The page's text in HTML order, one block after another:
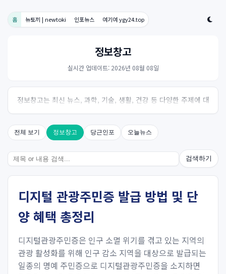
홈 뉴토끼 | newtoki 인포뉴스 여기여 ygy24.top
정보창고
실시간 업데이트: 2026년 08월 08일
정보창고는 최신 뉴스, 과학, 기술, 생활, 건강 등 다양한 주제에 대
한 신뢰성 있는 정보를 제공하는 온라인 자료실입니다.
전체 보기 정보창고 당근인포 오늘뉴스
검색하기
디지털 관광주민증 발급 방법 및 단
양 혜택 총정리
디지털관광주민증은 인구 소멸 위기를 겪고 있는 지역의
관광 활성화를 위해 인구 감소 지역을 대상으로 발급되는
일종의 명예 주민증으로 디지털관광주민증을 소지하면